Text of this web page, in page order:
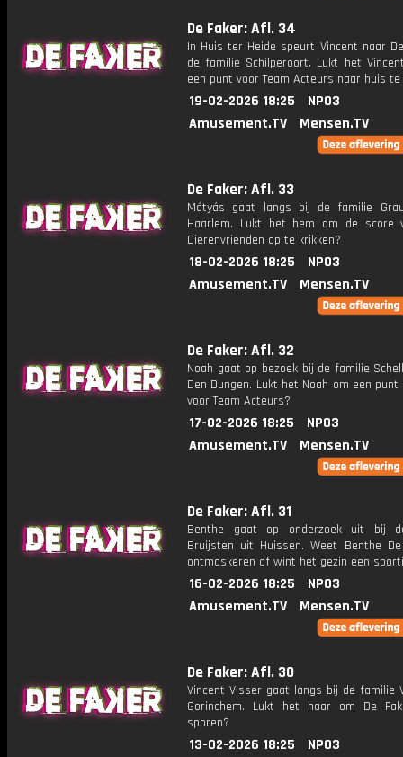
De Faker: Afl. 34
In Huis ter Heide speurt Vincent naar
de familie Schilperoort. Lukt het
een punt voor Team Acteurs naar huis te
19-02-2026 18:25
NPO3
Amusement.TV
Mensen.TV
De Faker: Afl. 33
Mátyás gaat langs bij de familie
Haarlem. Lukt het hem om de score
Dierenvrienden op te krikken?
18-02-2026 18:25
NPO3
Amusement.TV
Mensen.TV
De Faker: Afl. 32
Noah gaat op bezoek bij de familie
Den Dungen. Lukt het Noah om een
voor Team Acteurs?
17-02-2026 18:25
NPO3
Amusement.TV
Mensen.TV
De Faker: Afl. 31
Benthe gaat op onderzoek uit bij
Bruijsten uit Huissen. Weet Benthe
ontmaskeren of wint het gezin een
16-02-2026 18:25
NPO3
Amusement.TV
Mensen.TV
De Faker: Afl. 30
Vincent Visser gaat langs bij de familie
Gorinchem. Lukt het haar om De
sporen?
13-02-2026 18:25
NPO3